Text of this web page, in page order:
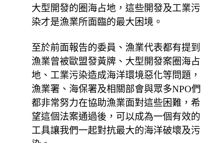
大型開發的圈海占地，這些開發及工業污
染才是漁業所面臨的最大困境。
至於前面報告的委員、漁業代表都有提到
漁業曾被歐盟發黃牌、大型開發案圈海占
地、工業污染造成海洋環境惡化等問題，
漁業署、海保署及相關部會與眾多NPO們
都非常努力在協助漁業面對這些困難，希
望這個法案通過後，可以成為一個有效的
工具讓我們一起對抗最大的海洋破壞及污